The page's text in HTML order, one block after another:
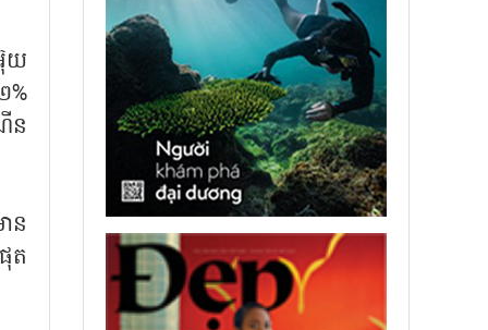
យ
%
ន
ន
ត